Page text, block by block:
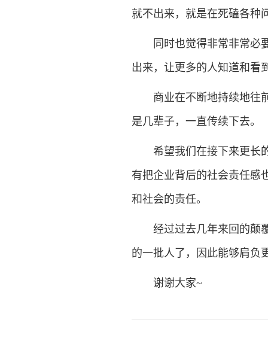
就不出来，就是在死磕各种
同时也觉得非常非常必要
出来，让更多的人知道和看
商业在不断地持续地往前
是几辈子，一直传续下去。
希望我们在接下来更长的
有把企业背后的社会责任感
和社会的责任。
经过过去几年来回的颠覆
的一批人了，因此能够肩负
谢谢大家~